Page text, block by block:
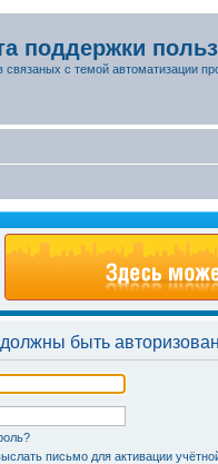
поддержки
с темой автоматизации
быть
письмо для активации